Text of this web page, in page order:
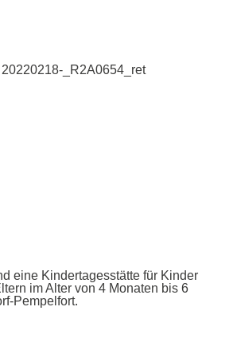
eine Kindertagesstätte für Kinder
im Alter von 4 Monaten bis 6
Pempelfort.